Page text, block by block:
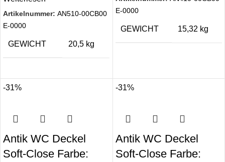
Artikelnummer: AN510-00CB00
E-0000
GEWICHT 20,5 kg
E-0000
GEWICHT 15,32 kg
-31%
Antik WC Deckel
Soft-Close Farbe:
-31%
Antik WC Deckel
Soft-Close Farbe: